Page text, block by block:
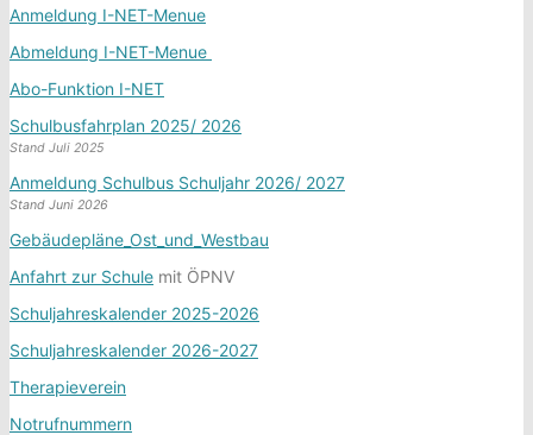
Anmeldung I-NET-Menue
Abmeldung I-NET-Menue
Abo-Funktion I-NET
Schulbusfahrplan 2025/ 2026
Stand Juli 2025
Anmeldung Schulbus Schuljahr 2026/ 2027
Stand Juni 2026
Gebäudepläne_Ost_und_Westbau
Anfahrt zur Schule mit ÖPNV
Schuljahreskalender 2025-2026
Schuljahreskalender 2026-2027
Therapieverein
Notrufnummern